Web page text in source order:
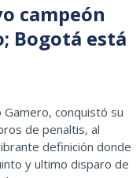
campeón
Bogotá está
conquistó su
de penaltis, al
definición donde
y ultimo disparo de